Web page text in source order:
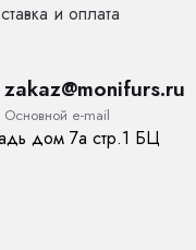
регулируется.
и оплата
zakaz@monifurs.ru
Основной е-mail
дом 7а стр.1 БЦ